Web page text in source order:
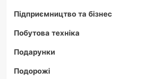
Підприємництво та бізнес
Побутова техніка
Подарунки
Подорожі